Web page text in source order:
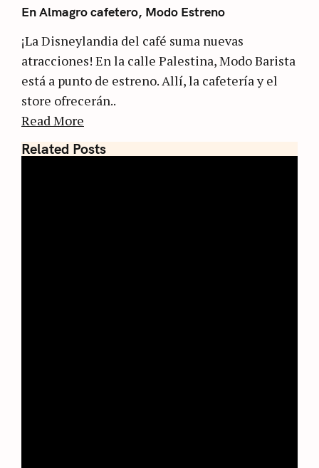
En Almagro cafetero, Modo Estreno
¡La Disneylandia del café suma nuevas
atracciones! En la calle Palestina, Modo Barista
está a punto de estreno. Allí, la cafetería y el
store ofrecerán..
Read More
Related Posts